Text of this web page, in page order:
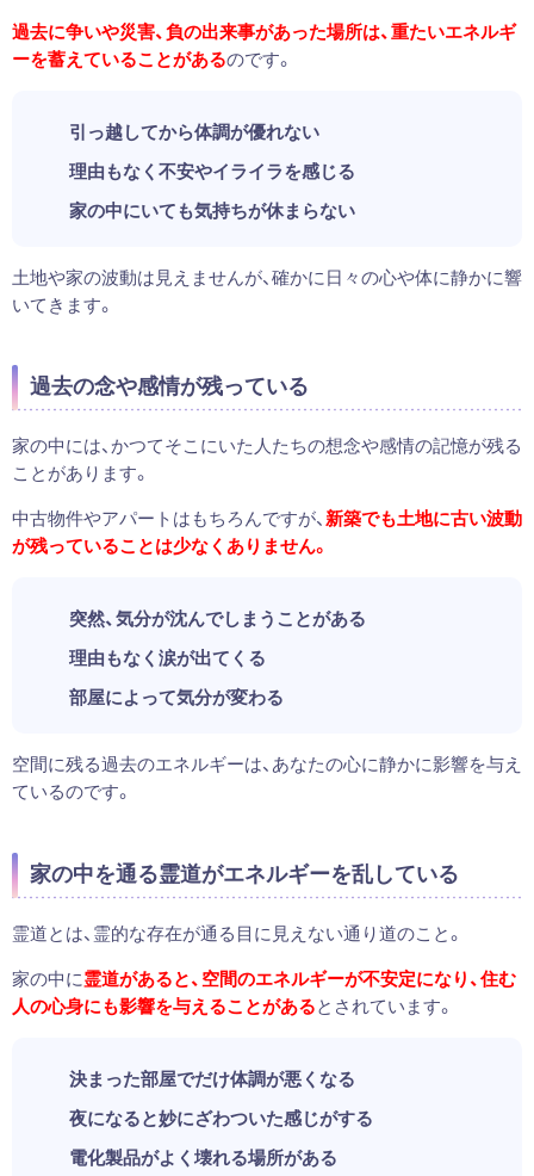
過去に争いや災害、負の出来事があった場所は、重たいエネルギ
ーを蓄えていることがあるのです。
引っ越してから体調が優れない
理由もなく不安やイライラを感じる
家の中にいても気持ちが休まらない
土地や家の波動は見えませんが、確かに日々の心や体に静かに響
いてきます。
過去の念や感情が残っている
家の中には、かつてそこにいた人たちの想念や感情の記憶が残る
ことがあります。
中古物件やアパートはもちろんですが、新築でも土地に古い波動
が残っていることは少なくありません。
突然、気分が沈んでしまうことがある
理由もなく涙が出てくる
部屋によって気分が変わる
空間に残る過去のエネルギーは、あなたの心に静かに影響を与え
ているのです。
家の中を通る霊道がエネルギーを乱している
霊道とは、霊的な存在が通る目に見えない通り道のこと。
家の中に霊道があると、空間のエネルギーが不安定になり、住む
人の心身にも影響を与えることがあるとされています。
決まった部屋でだけ体調が悪くなる
夜になると妙にざわついた感じがする
電化製品がよく壊れる場所がある